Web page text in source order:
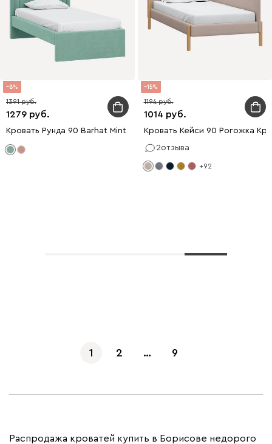
8
1279
1391
Кровать Рунда 90 Barhat Mint
15
1014
1194
Кровать Кейси 90 Рогожка
2отзыва
+92
1 2 … 9
Распродажа кроватей купить в Борисове недорого